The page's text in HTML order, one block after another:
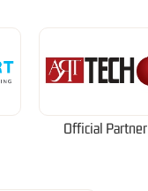
Official Partner